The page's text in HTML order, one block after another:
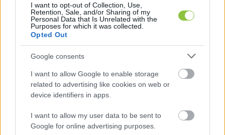
I want to opt-out of Collection, Use,
Retention, Sale, and/or Sharing of my
Personal Data that Is Unrelated with the
Purposes for which it was collected.
Opted Out
Google consents
I want to allow Google to enable storage
related to advertising like cookies on web or
device identifiers in apps.
I want to allow my user data to be sent to
Google for online advertising purposes.
A kormány külön rendeletben mondta ki,
hogy a szolidaritási hozzájárulással szemben
az önkormányzatokat nem illeti meg
jogvédelem – a Kúria visszaszólt
A központi elvonás ügye folyamatosan